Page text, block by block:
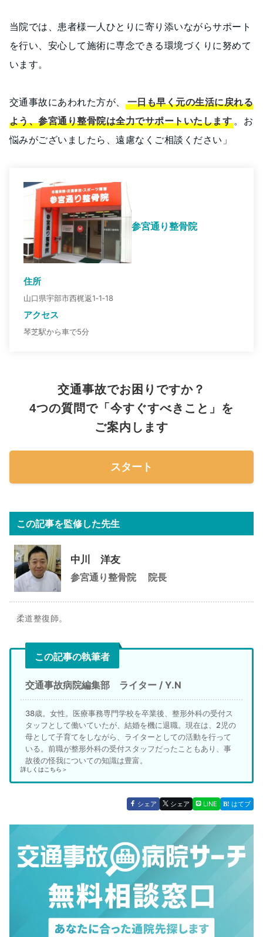
当院では、患者様一人ひとりに寄り添いながらサポート
を行い、安心して施術に専念できる環境づくりに努めて
います。
交通事故にあわれた方が、
一日も早く元の生活に戻れる
よう、参宮通り整骨院は全力でサポートいたします。お
悩みがございましたら、遠慮なくご相談ください」
参宮通り整骨院
住所
山口県宇部市西梶返1‐1‐18
アクセス
琴芝駅から車で5分
交通事故でお困りですか？
4つの質問で「今すぐすべきこと」を
ご案内します
スタート
この記事を監修した先生
中川 洋友
参宮通り整骨院
院長
柔道整復師。
この記事の執筆者
交通事故病院編集部 ライター / Y.N
38歳。女性。医療事務専門学校を卒業後、整形外科の受付ス
タッフとして働いていたが、結婚を機に退職。現在は、2児の
母として子育てをしながら、ライターとしての活動を行って
いる。前職が整形外科の受付スタッフだったこともあり、事
故後の怪我についての知識は豊富。
詳しくはこちら＞
シェア シェア LINE はてブ